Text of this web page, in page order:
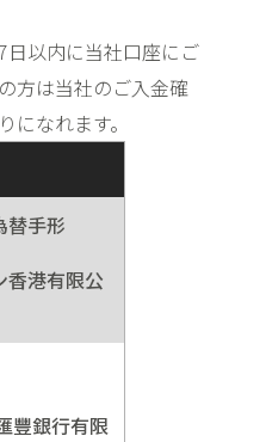
以内に当社口座にご
方は当社のご入金確
になれます。
替手形
香港有限公
豐銀行有限